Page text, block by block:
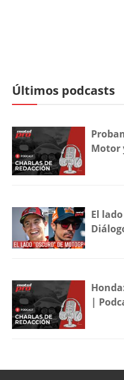
Últimos podcasts
Motor
El
|